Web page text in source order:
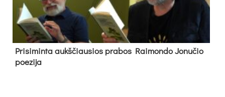
Pri­si­min­ta aukš­čiau­sios pra­bos Rai­mon­do Jo­nu­čio
poe­zi­ja